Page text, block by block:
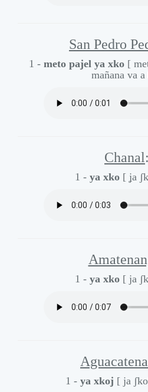
San Pedro
1 - meto pajel ya xko [
mañana va
Chanal:
1 - ya xko [ ʝa
1 - ya xko [ ja
1 - ya xkoj [ ja